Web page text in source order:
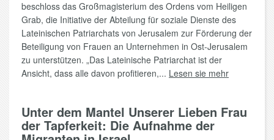
beschloss das Großmagisterium des Ordens vom Heiligen
Grab, die Initiative der Abteilung für soziale Dienste des
Lateinischen Patriarchats von Jerusalem zur Förderung der
Beteiligung von Frauen an Unternehmen in Ost-Jerusalem
zu unterstützen. „Das Lateinische Patriarchat ist der
Ansicht, dass alle davon profitieren,... Lesen sie mehr
Unter dem Mantel Unserer Lieben Frau
der Tapferkeit: Die Aufnahme der